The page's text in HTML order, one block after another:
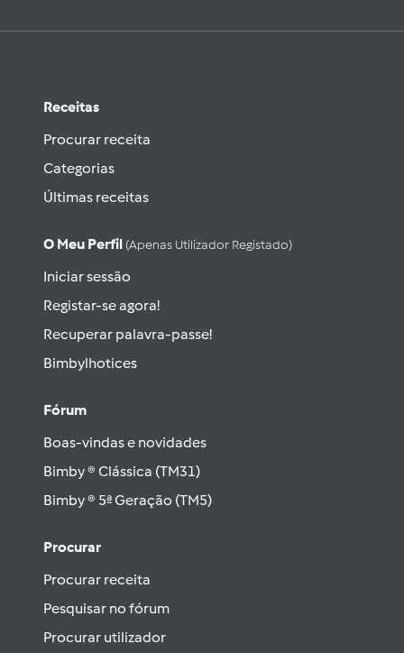
Receitas
Procurar receita
Categorias
Últimas receitas
O Meu Perfil (apenas Utilizador Registado)
Iniciar sessão
Registar-se agora!
Recuperar palavra-passe!
Bimbylhotices
Fórum
Boas-vindas e novidades
Bimby ® Clássica (TM31)
Bimby ® 5ª Geração (TM5)
Procurar
Procurar receita
Pesquisar no fórum
Procurar utilizador